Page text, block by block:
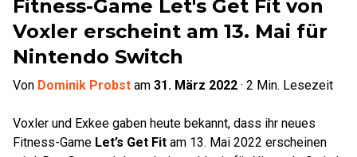
Fitness-Game Let's Get Fit von
Voxler erscheint am 13. Mai für
Nintendo Switch
Von Dominik Probst am 31. März 2022 · 2 Min. Lesezeit
Voxler und Exkee gaben heute bekannt, dass ihr neues
Fitness-Game Let’s Get Fit am 13. Mai 2022 erscheinen